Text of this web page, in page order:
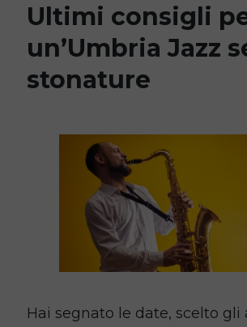
Ultimi consigli
un’Umbria Jazz
stonature
Hai segnato le date, scelto gli